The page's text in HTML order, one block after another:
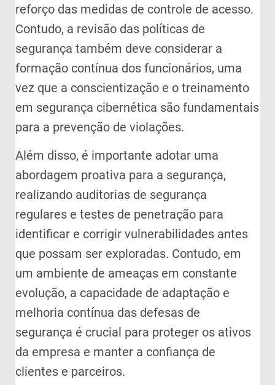
reforço das medidas de controle de acesso.
Contudo, a revisão das políticas de
segurança também deve considerar a
formação contínua dos funcionários, uma
vez que a conscientização e o treinamento
em segurança cibernética são fundamentais
para a prevenção de violações.
Além disso, é importante adotar uma
abordagem proativa para a segurança,
realizando auditorias de segurança
regulares e testes de penetração para
identificar e corrigir vulnerabilidades antes
que possam ser exploradas. Contudo, em
um ambiente de ameaças em constante
evolução, a capacidade de adaptação e
melhoria contínua das defesas de
segurança é crucial para proteger os ativos
da empresa e manter a confiança de
clientes e parceiros.